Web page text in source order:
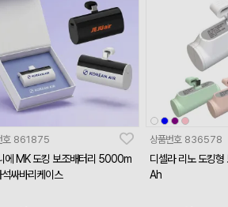
호 861875
에 MK 도킹 보조배터리 5000m
싸바리케이스
상품번호 836578
디셀라 리노 도킹
Ah